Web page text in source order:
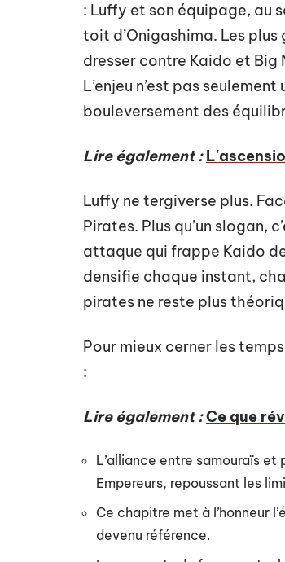
: Luffy et son équipage, au
toit d’Onigashima. Les plus
dresser contre Kaido et Big
L’enjeu n’est pas
bouleversement des
Lire également :
Luffy ne tergiverse plus.
Pirates. Plus qu’un slogan,
attaque qui frappe Kaido
densifie chaque instant,
pirates ne reste plus
Pour mieux cerner les
:
Lire également :Ce que
L’alliance entre samouraïs
Empereurs, repoussant les
Ce chapitre met à l’honneur
devenu référence.